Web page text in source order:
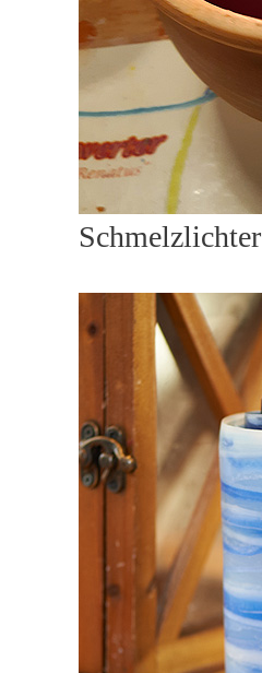
Schmelzlichter